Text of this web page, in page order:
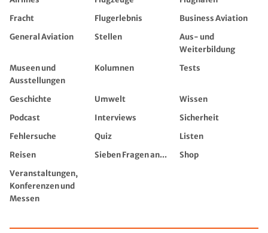
Fracht
Flugerlebnis
Business Aviation
General Aviation
Stellen
Aus- und
Weiterbildung
Museen und
Ausstellungen
Kolumnen Tests
Geschichte Umwelt
Wissen
Podcast
Interviews
Sicherheit
Fehlersuche
Quiz
Listen
Reisen
Sieben Fragen an...
Shop
Veranstaltungen,
Konferenzen und
Messen